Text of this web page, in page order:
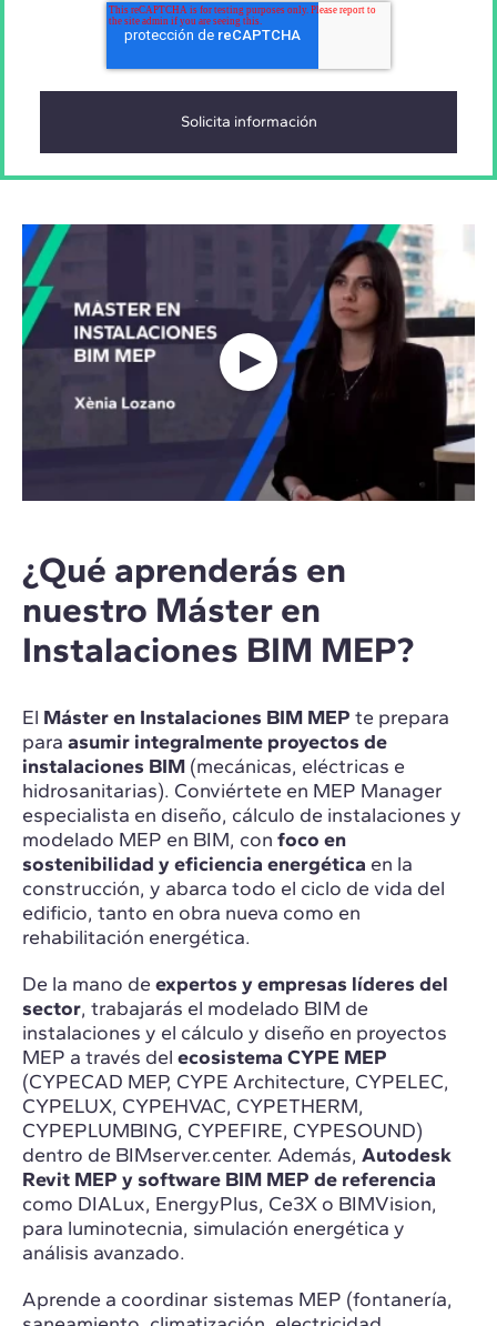
¿Qué aprenderás en
nuestro Máster en
Instalaciones BIM MEP?
El Máster en Instalaciones BIM MEP te prepara
para asumir integralmente proyectos de
instalaciones BIM (mecánicas, eléctricas e
hidrosanitarias). Conviértete en MEP Manager
especialista en diseño, cálculo de instalaciones y
modelado MEP en BIM, con foco en
sostenibilidad y eficiencia energética en la
construcción, y abarca todo el ciclo de vida del
edificio, tanto en obra nueva como en
rehabilitación energética.
De la mano de expertos y empresas líderes del
sector, trabajarás el modelado BIM de
instalaciones y el cálculo y diseño en proyectos
MEP a través del ecosistema CYPE MEP
(CYPECAD MEP, CYPE Architecture, CYPELEC,
CYPELUX, CYPEHVAC, CYPETHERM,
CYPEPLUMBING, CYPEFIRE, CYPESOUND)
dentro de BIMserver.center. Además, Autodesk
Revit MEP y software BIM MEP de referencia
como DIALux, EnergyPlus, Ce3X o BIMVision,
para luminotecnia, simulación energética y
análisis avanzado.
Aprende a coordinar sistemas MEP (fontanería,